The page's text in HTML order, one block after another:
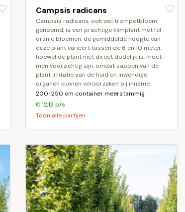
Campsis radicans
campsis radicans, ook wel trompetbloem
genoemd, is een prachtige klimplant met fel
oranje bloemen. de gemiddelde hoogte van
deze plant varieert tussen de 6 en 10 meter.
hoewel de plant niet direct dodelijk is, moet
men voorzichtig zijn, omdat sappen van de
plant irritatie aan de huid en inwendige
organen kunnen veroorzaken bij inname.
200-250 cm container meerstammig
€ 12,12 p/s
Toon alle partijen